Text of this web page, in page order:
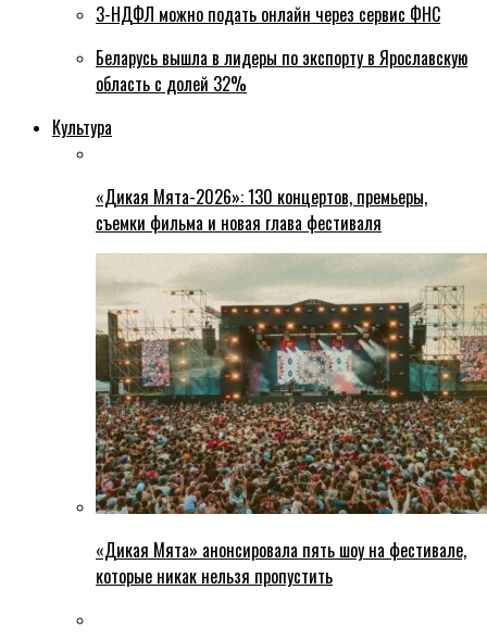
3-НДФЛ можно подать онлайн через сервис ФНС
Беларусь вышла в лидеры по экспорту в Ярославскую
область с долей 32%
Культура
«Дикая Мята-2026»: 130 концертов, премьеры,
съемки фильма и новая глава фестиваля
«Дикая Мята» анонсировала пять шоу на фестивале,
которые никак нельзя пропустить